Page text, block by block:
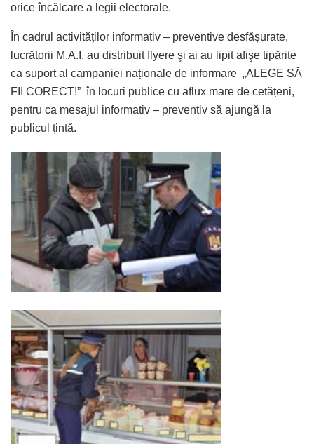
orice încălcare a legii electorale.
În cadrul activităților informativ – preventive desfășurate,
lucrătorii M.A.I. au distribuit flyere şi ai au lipit afişe tipărite
ca suport al campaniei naționale de informare „ALEGE SĂ
FII CORECT!” în locuri publice cu aflux mare de cetățeni,
pentru ca mesajul informativ – preventiv să ajungă la
publicul țintă.